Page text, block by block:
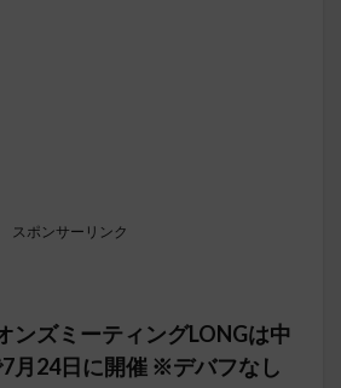
スポンサーリンク
ンズミーティングLONGは中
月24日に開催 ※デバフなし